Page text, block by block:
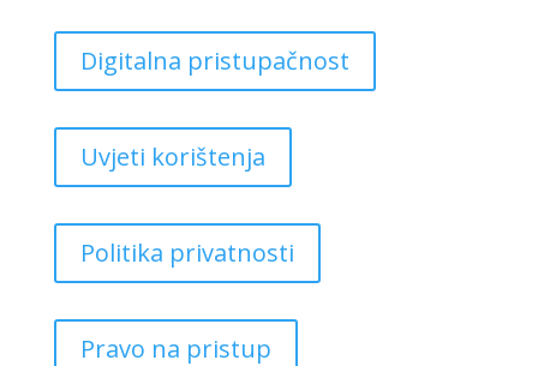
Digitalna pristupačnost
Uvjeti korištenja
Politika privatnosti
Pravo na pristup